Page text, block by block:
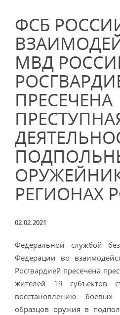
ФСБ
МВД
ПРЕСЕЧЕНА
РЕГИОНАХ
02.02.2021
Федеральной службой
Федерации во
Росгвардией пресечена
жителей 19 субъектов
восстановлению боевых
образцов оружия в